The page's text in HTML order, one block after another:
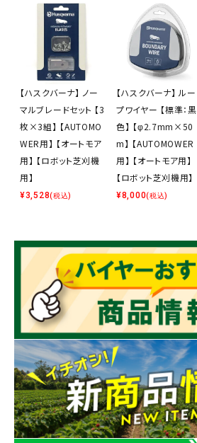
【ハスクバーナ】 ノー
マルブレードセット 【3
枚×3組】 【AUTOMO
WER用】 【オートモア
用】 【ロボット芝刈機
用】
¥3,528(税込)
【ハスクバーナ】 ルー
プワイヤー 【標準：黒
色】 【φ2.7mm×50
m】 【AUTOMOWER
用】 【オートモア用】
【ロボット芝刈機用】
¥8,000(税込)